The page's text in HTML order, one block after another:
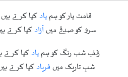
قامت یار کو ہمیادکیا کرتے ہیں
سرو کو صدقے میں آزادکیا کرتے
زلفِ شب رنگ کو ہمیادکیا کرتے
شبِ تاریک میں فریادکیا کرتے